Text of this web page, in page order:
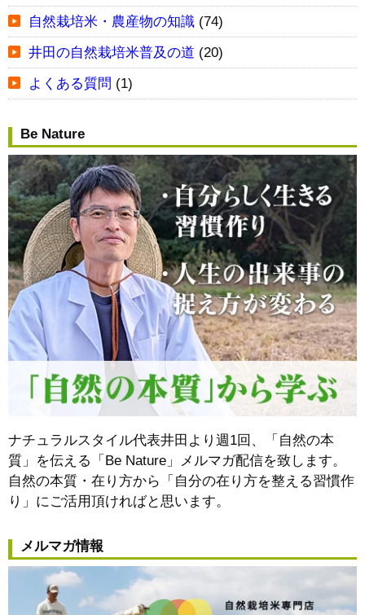
自然栽培米・農産物の知識 (74)
井田の自然栽培米普及の道 (20)
よくある質問 (1)
Be Nature
ナチュラルスタイル代表井田より週1回、「自然の本
質」を伝える「Be Nature」メルマガ配信を致します。
自然の本質・在り方から
「自分の在り方を整える習慣作
り」 にご活用頂ければと思います。
メルマガ情報